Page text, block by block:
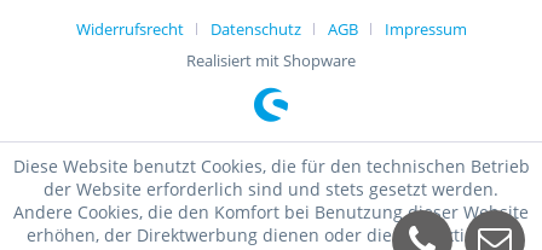
Widerrufsrecht
Datenschutz AGB
Impressum
Realisiert mit Shopware
Diese Website benutzt Cookies, die für den technischen Betrieb
der Website erforderlich sind und stets gesetzt werden.
Andere Cookies, die den Komfort bei Benutzung dieser Website
erhöhen, der Direktwerbung dienen oder die Interaktion mit